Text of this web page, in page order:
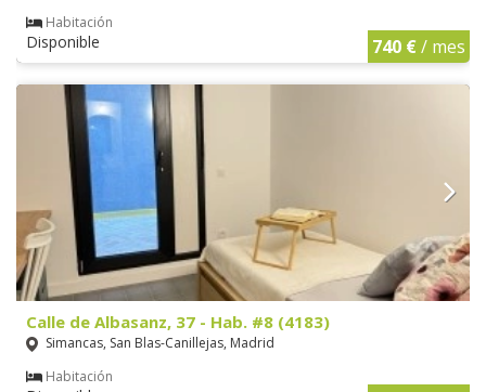
Habitación
Disponible 740 €/ mes
Calle de Albasanz, 37 - Hab. #8 (4183)
Simancas, San Blas-Canillejas, Madrid
Habitación